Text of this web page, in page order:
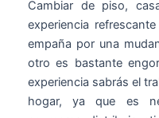
Cambiar de piso,
experiencia
empaña por una
otro es bastante
experiencia sabrás el
hogar, ya que es